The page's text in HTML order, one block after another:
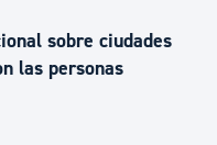
sobre ciudades
las personas